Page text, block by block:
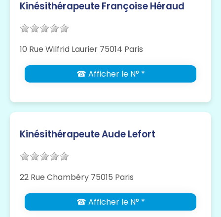
Kinésithérapeute Françoise Héraud
10 Rue Wilfrid Laurier 75014 Paris
☎ Afficher le N° *
Kinésithérapeute Aude Lefort
22 Rue Chambéry 75015 Paris
☎ Afficher le N° *